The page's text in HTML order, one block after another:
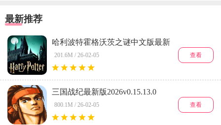
最新推荐
哈利波特霍格沃茨之谜中文版最新
版本v6.9.3
201.6M / 26-02-05 查看
三国战纪最新版2026v0.15.13.0
800.1M / 26-02-05 查看